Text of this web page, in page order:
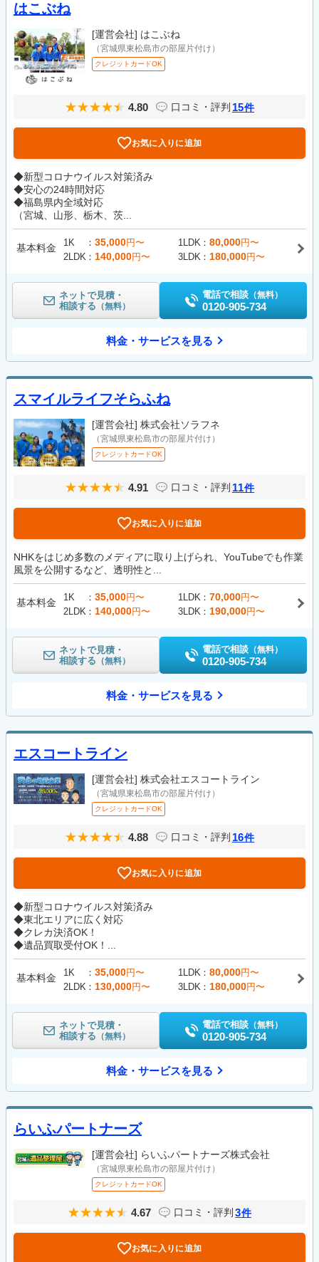
はこぶね
[運営会社] はこぶね
（宮城県東松島市の部屋片付け）
クレジットカードOK
4.80 口コミ・評判 15件
お気に入りに追加
◆新型コロナウイルス対策済み
◆安心の24時間対応
◆福島県内全域対応
（宮城、山形、栃木、茨...
基本料金 1K 35,000円〜 1LDK 80,000円〜
2LDK
140,000円〜 3LDK 180,000円〜
ネットで見積・
相談する （無料）
電話で相談 （無料）
0120-905-734
料金・サービスを見る
スマイルライフそらふね
[運営会社] 株式会社ソラフネ
（宮城県東松島市の部屋片付け）
クレジットカードOK
4.91 口コミ・評判 11件
お気に入りに追加
NHKをはじめ多数のメディアに取り上げられ、YouTubeでも作業
風景を公開するなど、透明性と...
基本料金 1K 35,000円〜 1LDK 70,000円〜
2LDK
140,000円〜 3LDK 190,000円〜
ネットで見積・
相談する （無料）
電話で相談 （無料）
0120-905-734
料金・サービスを見る
エスコートライン
[運営会社] 株式会社エスコートライン
（宮城県東松島市の部屋片付け）
クレジットカードOK
4.88 口コミ・評判 16件
お気に入りに追加
◆新型コロナウイルス対策済み
◆東北エリアに広く対応
◆クレカ決済OK！
◆遺品買取受付OK！...
基本料金 1K 35,000円〜 1LDK 80,000円〜
2LDK
130,000円〜 3LDK 180,000円〜
ネットで見積・
相談する （無料）
電話で相談 （無料）
0120-905-734
料金・サービスを見る
らいふパートナーズ
[運営会社] らいふパートナーズ株式会社
（宮城県東松島市の部屋片付け）
クレジットカードOK
4.67 口コミ・評判 3件
お気に入りに追加